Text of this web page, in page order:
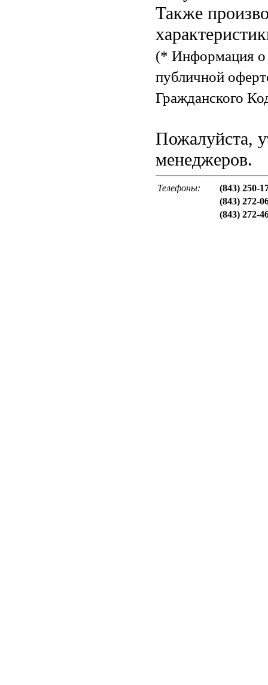
Также
(* Информация о
публичной
Гражданского
Пожалуйста,
менеджеров.
Телефоны:
(843) 250-
(843) 272-
(843) 272-